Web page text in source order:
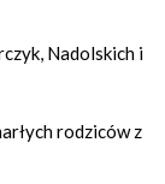
Nadolskich i
rodziców z